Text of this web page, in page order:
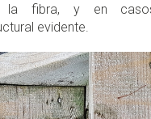
la fibra, y en
evidente.